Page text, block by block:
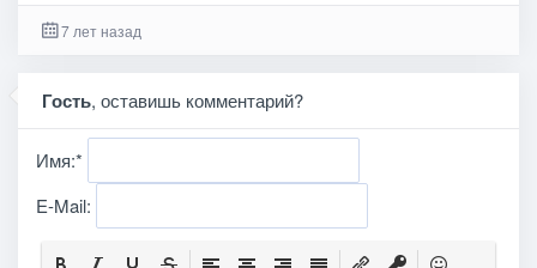
7 лет назад
Гость, оставишь комментарий?
Имя:*
E-Mail: